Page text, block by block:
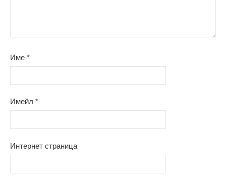
Име *
Имейл *
Интернет страница